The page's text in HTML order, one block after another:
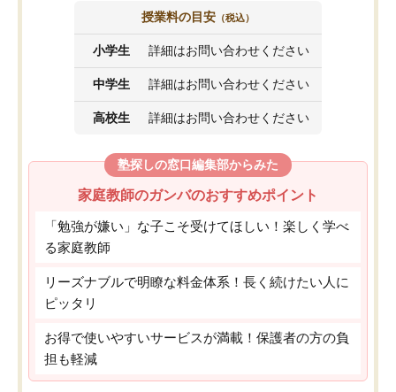
授業料の目安 （税込）
小学生 詳細はお問い合わせください
中学生 詳細はお問い合わせください
高校生 詳細はお問い合わせください
塾探しの窓口編集部からみた
家庭教師のガンバのおすすめポイント
「勉強が嫌い」な子こそ受けてほしい！楽しく学べ
る家庭教師
リーズナブルで明瞭な料金体系！長く続けたい人に
ピッタリ
お得で使いやすいサービスが満載！保護者の方の負
担も軽減